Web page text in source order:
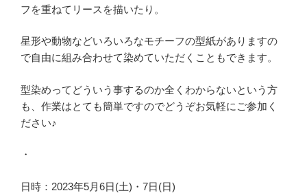
フを重ねてリースを描いたり。
星形や動物などいろいろなモチーフの型紙がありますの
で自由に組み合わせて染めていただくこともできます。
型染めってどういう事するのか全くわからないという方
も、作業はとても簡単ですのでどうぞお気軽にご参加く
ださい♪
・
日時：2023年5月6日(土)・7日(日)